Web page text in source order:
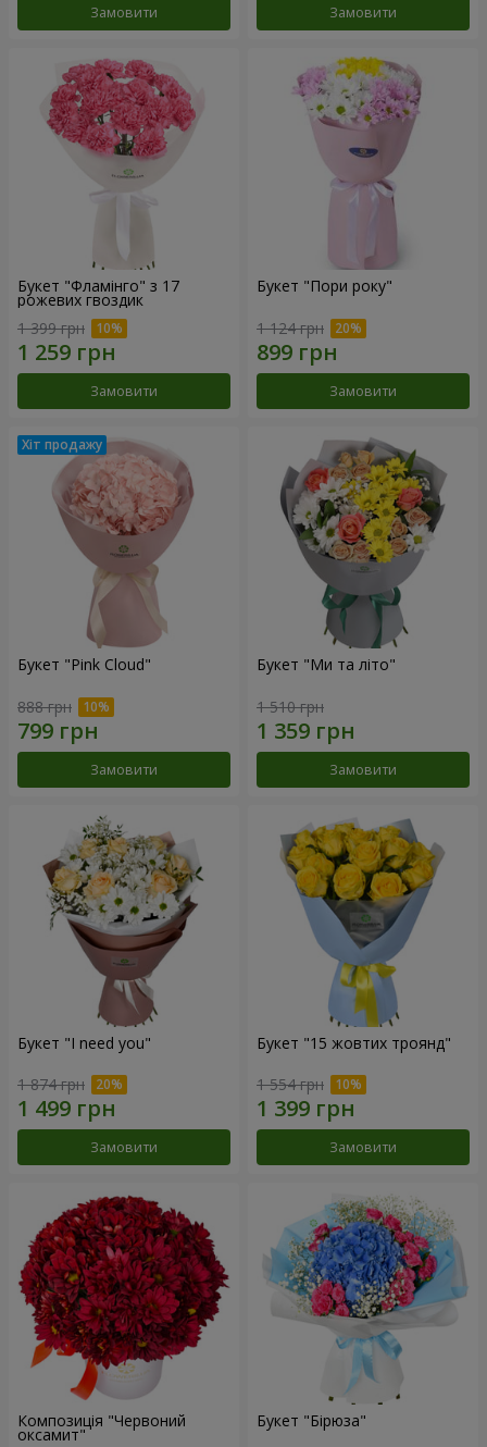
Замовити Замовити
Букет "Фламінго" з 17
рожевих гвоздик
1 399 грн
Замовити
Букет "Пори року"
1 124 грн
Замовити
Букет "Pink Cloud"
888 грн
Замовити
Букет "Ми та літо"
1 510 грн
Замовити
Букет "I need you"
1 874 грн
Замовити
Букет "15 жовтих троянд"
1 554 грн
Замовити
Композиція "Червоний
оксамит"
Букет "Бірюза"